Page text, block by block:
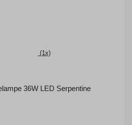
(1x)
36W LED Serpentine